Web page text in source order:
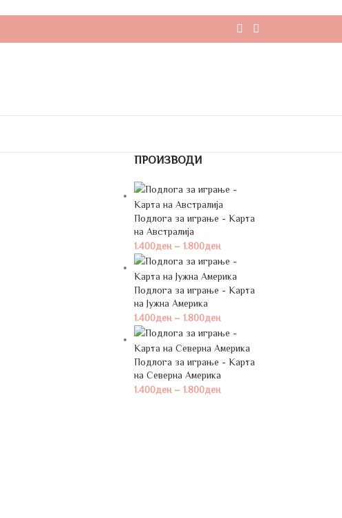
ПРОИЗВОДИ
Подлога за играње - Карта
на Австралија
1.400ден –1.800ден
Подлога за играње - Карта
на Јужна Америка
1.400ден –1.800ден
Подлога за играње - Карта
на Северна Америка
1.400ден –1.800ден